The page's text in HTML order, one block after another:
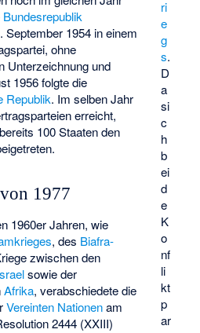
ri
e
g
s.
D
a
si
c
h
b
ei
d
e
K
o
nf
li
kt
p
ar
Bundesrepublik
September 1954 in einem
ohne
Unterzeichnung und
1956 folgte die
Republik. Im selben Jahr
erreicht,
100 Staaten den
1977
1960er Jahren, wie
, des Biafra-
zwischen den
sowie der
Afrika, verabschiedete die
Vereinten Nationenam
2444 (XXIII)